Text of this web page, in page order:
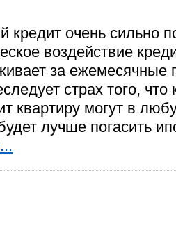
кредит очень сильно
воздействие
за ежемесячные
страх того, что
квартиру могут в
лучше погасить